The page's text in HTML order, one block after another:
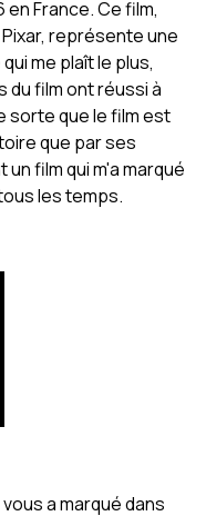
France. Ce film,
représente une
me plaît le plus,
du film ont réussi à
sorte que le film est
que par ses
film qui m'a marqué
les temps.
a marqué dans